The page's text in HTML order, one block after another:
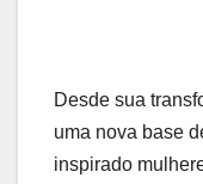
Desde sua
uma nova base
inspirado